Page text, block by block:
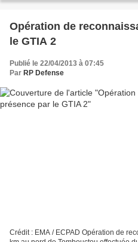
Opération de
le GTIA 2
Publié le 22/04/2013 à 07:45
Par RP Defense
Crédit : EMA / ECPAD Opération de